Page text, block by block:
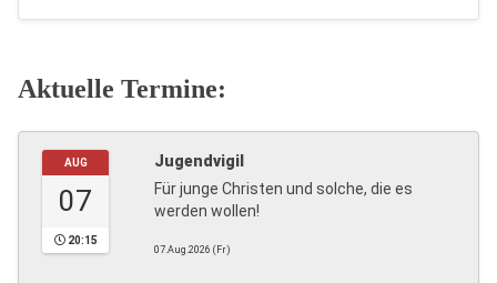
Aktuelle Termine:
AUG
07
20:15
Jugendvigil
Für junge Christen und solche, die es
werden wollen!
07.Aug.2026 (Fr)